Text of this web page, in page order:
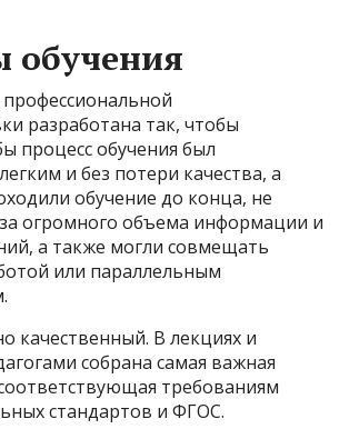
обучения
разработана так, чтобы
процесс обучения был
и без потери качества, а
обучение до конца, не
за огромного объема информации и
а также могли совмещать
или параллельным
качественный. В лекциях и
собрана самая важная
требованиям
стандартов и ФГОС.